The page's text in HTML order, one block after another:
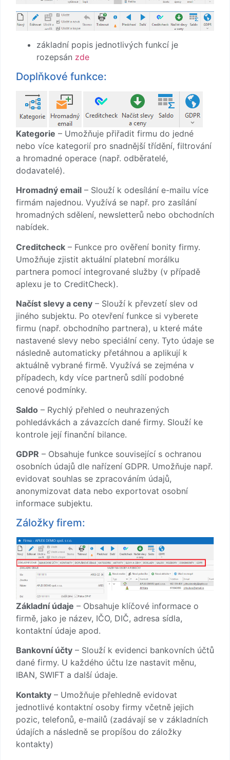
základní popis jednotlivých funkcí je
rozepsán zde
Doplňkové funkce:
Kategorie – Umožňuje přiřadit firmu do jedné
nebo více kategorií pro snadnější třídění, filtrování
a hromadné operace (např. odběratelé,
dodavatelé).
Hromadný email – Slouží k odesílání e-mailu více
firmám najednou. Využívá se např. pro zasílání
hromadných sdělení, newsletterů nebo obchodních
nabídek.
Creditcheck – Funkce pro ověření bonity firmy.
Umožňuje zjistit aktuální platební morálku
partnera pomocí integrované služby (v případě
aplexu je to CreditCheck).
Načíst slevy a ceny – Slouží k převzetí slev od
jiného subjektu. Po otevření funkce si vyberete
firmu (např. obchodního partnera), u které máte
nastavené slevy nebo speciální ceny. Tyto údaje se
následně automaticky přetáhnou a aplikují k
aktuálně vybrané firmě. Využívá se zejména v
případech, kdy více partnerů sdílí podobné
cenové podmínky.
Saldo – Rychlý přehled o neuhrazených
pohledávkách a závazcích dané firmy. Slouží ke
kontrole její finanční bilance.
GDPR – Obsahuje funkce související s ochranou
osobních údajů dle nařízení GDPR. Umožňuje např.
evidovat souhlas se zpracováním údajů,
anonymizovat data nebo exportovat osobní
informace subjektu.
Záložky firem:
Základní údaje – Obsahuje klíčové informace o
firmě, jako je název, IČO, DIČ, adresa sídla,
kontaktní údaje apod.
Bankovní účty – Slouží k evidenci bankovních účtů
dané firmy. U každého účtu lze nastavit měnu,
IBAN, SWIFT a další údaje.
Kontakty – Umožňuje přehledně evidovat
jednotlivé kontaktní osoby firmy včetně jejich
pozic, telefonů, e-mailů (zadávají se v základních
údajích a následně se propíšou do záložky
kontakty)